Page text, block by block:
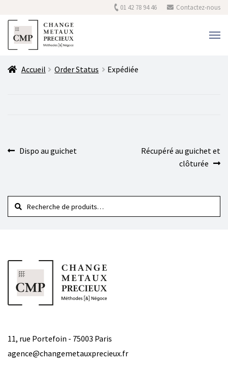
01 42 78 94 46 Contactez-nous
Vous achetez
Accueil Order Status Expédiée
Navigation
Article
Dispo au guichet
Article
Récupéré au guichet et
clôturée
Recherche
pour :
Recherche
11, rue Portefoin - 75003 Paris
agence@changemetauxprecieux.fr